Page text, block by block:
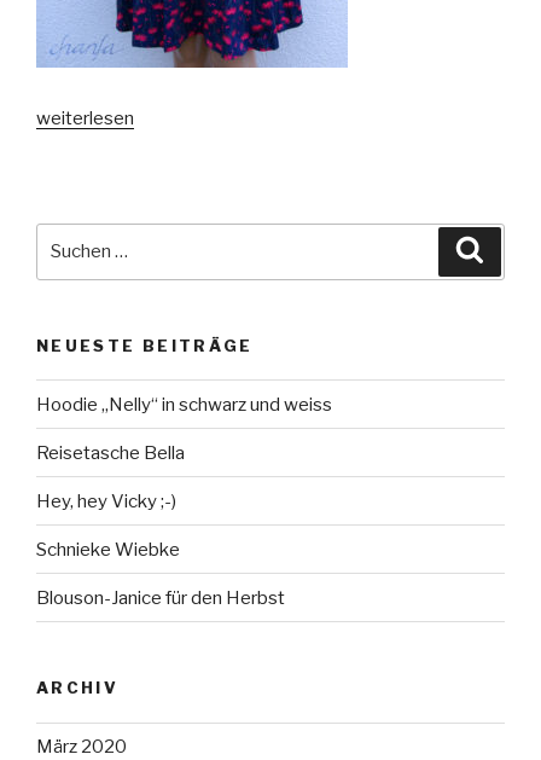
„Ein
weiterlesen
NEUESTE BEITRÄGE
Hoodie „Nelly“ in schwarz und weiss
Reisetasche Bella
Hey, hey Vicky ;-)
Schnieke Wiebke
Blouson-Janice für den Herbst
ARCHIV
März 2020